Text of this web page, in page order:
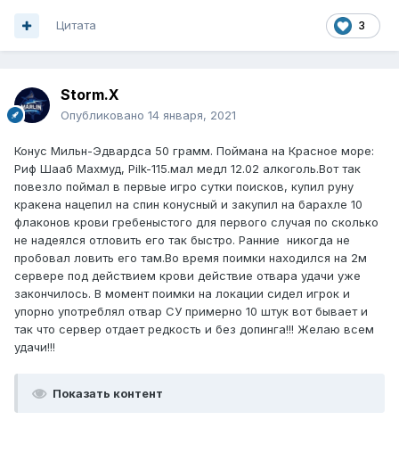
3
Цитата
Storm.X
Опубликовано 14 января, 2021
Конус Мильн-Эдвардса 50 грамм. Поймана на Красное море:
Риф Шааб Махмуд, Pilk-115.мал медл 12.02 алкоголь.Вот так
повезло поймал в первые игро сутки поисков, купил руну
кракена нацепил на спин конусный и закупил на барахле 10
флаконов крови гребеныстого для первого случая по сколько
не надеялся отловить его так быстро. Ранние никогда не
пробовал ловить его там.Во время поимки находился на 2м
сервере под действием крови действие отвара удачи уже
закончилось. В момент поимки на локации сидел игрок и
упорно употреблял отвар СУ примерно 10 штук вот бывает и
так что сервер отдает редкость и без допинга!!! Желаю всем
удачи!!!
Показать контент